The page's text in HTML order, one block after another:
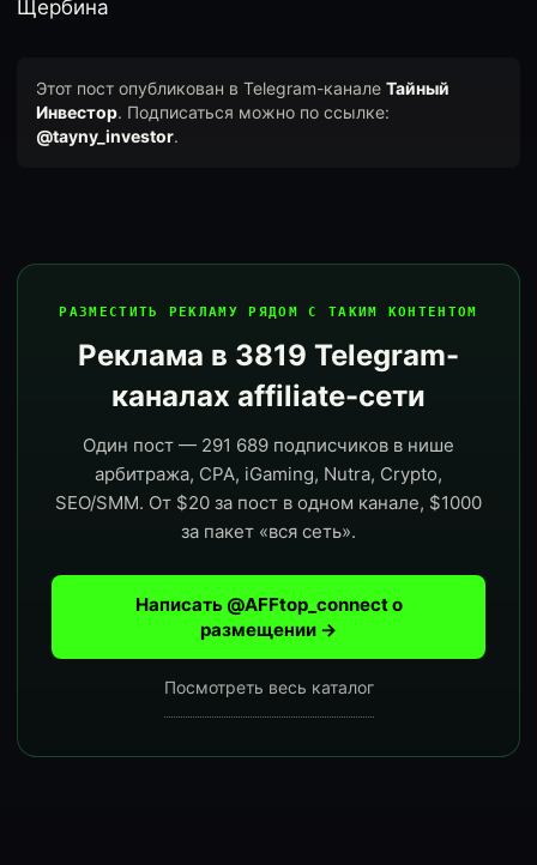
Щербина
Этот пост опубликован в Telegram-канале Тайный
Инвестор. Подписаться можно по ссылке:
@tayny_investor.
РАЗМЕСТИТЬ РЕКЛАМУ РЯДОМ С ТАКИМ КОНТЕНТОМ
Реклама в 3819 Telegram-
каналах affiliate-сети
Один пост — 291 689 подписчиков в нише
арбитража, CPA, iGaming, Nutra, Crypto,
SEO/SMM. От $20 за пост в одном канале, $1000
за пакет «вся сеть».
Написать @AFFtop_connect о
размещении →
Посмотреть весь каталог